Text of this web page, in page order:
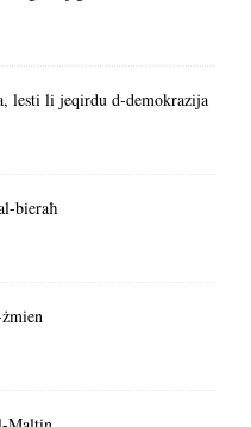
lesti li jeqirdu d-demokrazija
bieraħ